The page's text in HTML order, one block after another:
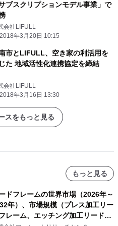
サブスクリプションモデル事業」で
会社LIFULL
年3月20日 10:15
市とLIFULL、空き家の利活用を
た 地域活性化連携協定を締結
会社LIFULL
年3月16日 13:30
スをもっと見る
もっと見る
ドフレームの世界市場（2026年～
年）、市場規模（プレス加工リー
レーム、エッチング加工リードフ